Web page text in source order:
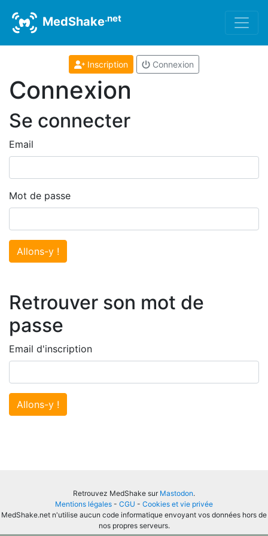
MedShake.net
Inscription Connexion
Connexion
Se connecter
Email
Mot de passe
Allons-y !
Retrouver son mot de
passe
Email d'inscription
Allons-y !
Retrouvez MedShake sur Mastodon.
Mentions légales - CGU - Cookies et vie privée
MedShake.net n'utilise aucun code informatique envoyant vos données hors de
nos propres serveurs.